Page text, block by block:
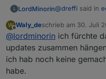
L LordMinorin@dreffi said in
@ waly_de
zur
Hab seid heute
Hatte mal die
W
Offline
Waly_deschrieb am 30. Juli
zuletzt editiert von
@lordminorin ich fürchte
updates zusammen
ich hab noch keine
habe.